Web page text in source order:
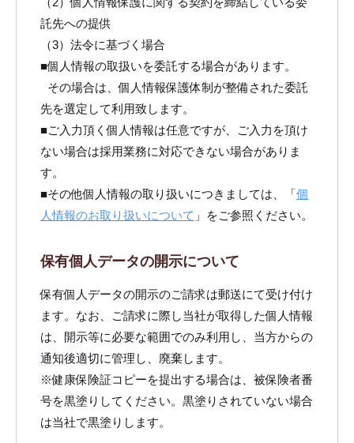
託先への提供
（3）法令に基づく場合
■個人情報の取扱いを委託する場合があります。
その場合は、個人情報保護体制が整備された委託
先を選定して利用致します。
■ご入力頂く個人情報は任意ですが、ご入力を頂け
ない場合は採用業務に対応できない場合がありま
す。
■その他個人情報の取り扱いにつきましては、「 個
人情報のお取り扱いについて 」をご参照ください。
保有個人データの開示について
保有個人データの開示のご請求は郵送にて受け付け
ます。なお、ご請求に際し当社が取得した個人情報
は、開示等に必要な範囲でのみ利用し、当方からの
通知後適切に管理し、廃棄します。
※健康保険証コピーを提出する場合は、被保険者番
号を黒塗りしてください。黒塗りされていない場合
は当社で黒塗りします。